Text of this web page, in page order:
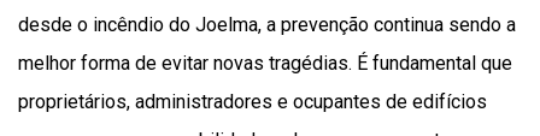
desde o incêndio do Joelma, a prevenção continua sendo a
melhor forma de evitar novas tragédias. É fundamental que
proprietários, administradores e ocupantes de edifícios